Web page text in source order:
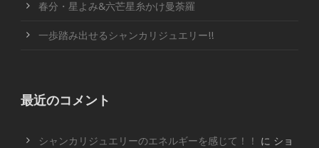
春分・星よみ&六芒星糸かけ曼荼羅
一歩踏み出せるシャンカリジュエリー!!
最近のコメント
シャンカリジュエリーのエネルギーを感じて！！ に ショ